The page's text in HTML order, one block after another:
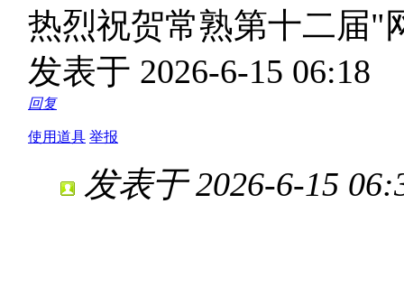
热烈祝贺常熟第十二届
发表于 2026-6-15 06:18
回复
使用道具 举报
发表于 2026-6-15